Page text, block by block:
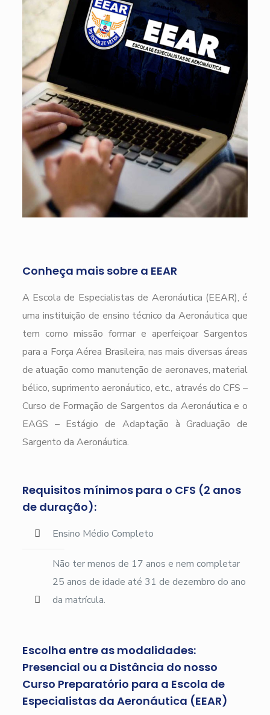
Conheça mais sobre a EEAR
A Escola de Especialistas de Aeronáutica (EEAR), é
uma instituição de ensino técnico da Aeronáutica que
tem como missão formar e aperfeiçoar Sargentos
para a Força Aérea Brasileira, nas mais diversas áreas
de atuação como manutenção de aeronaves, material
bélico, suprimento aeronáutico, etc., através do CFS –
Curso de Formação de Sargentos da Aeronáutica e o
EAGS – Estágio de Adaptação à Graduação de
Sargento da Aeronáutica.
Requisitos mínimos para o CFS (2 anos
de duração):
Ensino Médio Completo
Não ter menos de 17 anos e nem completar
25 anos de idade até 31 de dezembro do ano
da matrícula.
Escolha entre as modalidades:
Presencial ou a Distância do nosso
Curso Preparatório para a Escola de
Especialistas da Aeronáutica (EEAR)